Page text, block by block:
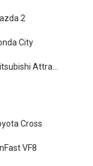
2
City
Cross
VF8